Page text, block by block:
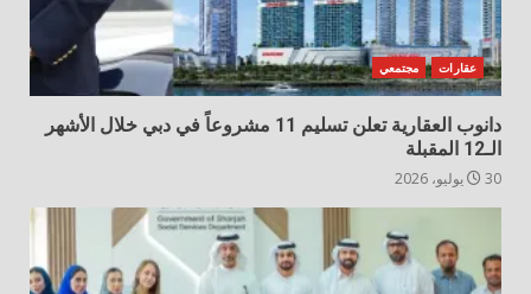
عقارات مجتمعي
دانوب العقارية تعلن تسليم 11 مشروعاً في دبي خلال الأشهر
الـ12 المقبلة
30 يوليو، 2026